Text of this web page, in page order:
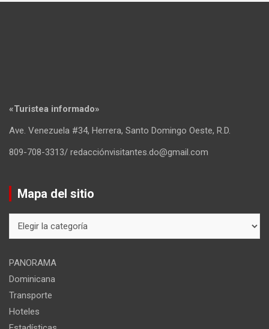
«Turistea informado»
Ave. Venezuela #34, Herrera, Santo Domingo Oeste, R.D.
809-708-3313/ redacciónvisitantes.do@gmail.com
Mapa del sitio
del
PANORAMA
Dominicana
Transporte
Hoteles